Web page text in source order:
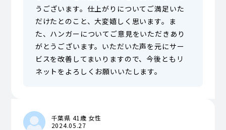
うございます。仕上がりについてご満足いた
だけたとのこと、大変嬉しく思います。ま
た、ハンガーについてご意見をいただきあり
がとうございます。いただいた声を元にサー
ビスを改善してまいりますので、今後ともリ
ネットをよろしくお願いいたします。
千葉県 41歳 女性
2024.05.27